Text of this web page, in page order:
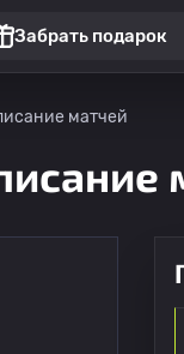
Забрать подарок
матчей